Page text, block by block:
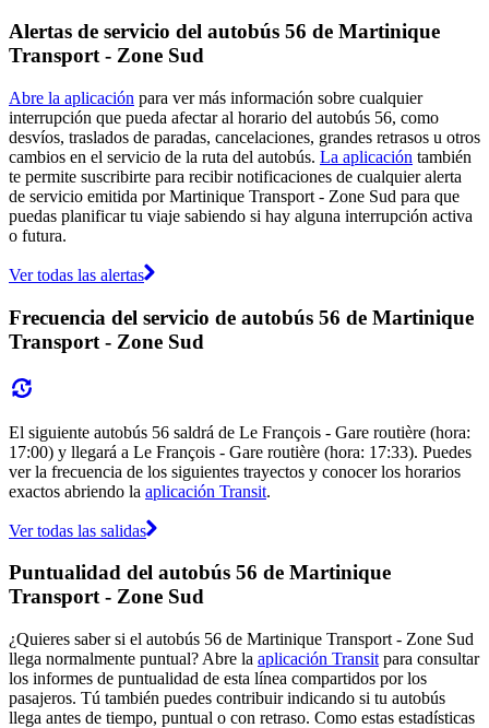
Alertas de servicio del autobús 56 de Martinique
Transport - Zone Sud
Abre la aplicación para ver más información sobre cualquier
interrupción que pueda afectar al horario del autobús 56, como
desvíos, traslados de paradas, cancelaciones, grandes retrasos u otros
cambios en el servicio de la ruta del autobús. La aplicación también
te permite suscribirte para recibir notificaciones de cualquier alerta
de servicio emitida por Martinique Transport - Zone Sud para que
puedas planificar tu viaje sabiendo si hay alguna interrupción activa
o futura.
Ver todas las alertas
Frecuencia del servicio de autobús 56 de Martinique
Transport - Zone Sud
El siguiente autobús 56 saldrá de Le François - Gare routière (hora:
17:00) y llegará a Le François - Gare routière (hora: 17:33). Puedes
ver la frecuencia de los siguientes trayectos y conocer los horarios
exactos abriendo la aplicación Transit.
Ver todas las salidas
Puntualidad del autobús 56 de Martinique
Transport - Zone Sud
¿Quieres saber si el autobús 56 de Martinique Transport - Zone Sud
llega normalmente puntual? Abre la aplicación Transit para consultar
los informes de puntualidad de esta línea compartidos por los
pasajeros. Tú también puedes contribuir indicando si tu autobús
llega antes de tiempo, puntual o con retraso. Como estas estadísticas